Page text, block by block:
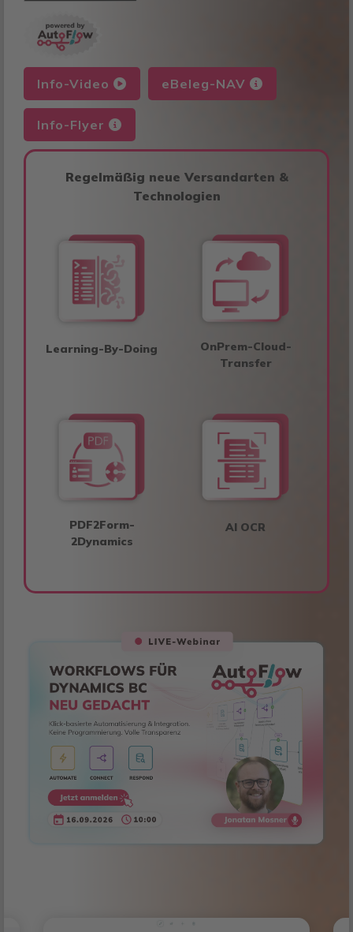
Info-Video eBeleg-NAV
Info-Flyer
Regelmäßig neue Versandarten &
Technologien
Learning-By-Doing
OnPrem-Cloud-
Transfer
PDF2Form-
2Dynamics
AI OCR